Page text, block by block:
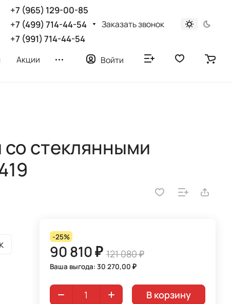
+7 (965) 129-00-85
+7 (499) 714-44-54
+7 (991) 714-44-54
Заказать звонок
Акции Войти
стеклянными
-25%
90 810 ₽ 121 080 ₽
Ваша выгода: 30 270,00 ₽
В корзину